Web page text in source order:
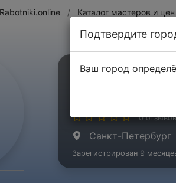
Rabotniki.online / Каталог мастеров и цен
Пилипчинец
0 отзывов
Санкт-Петербург
Зарегистрирован 9
Подтвердите
Ваш город